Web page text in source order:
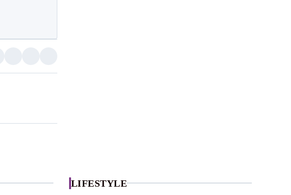
LIFESTYLE